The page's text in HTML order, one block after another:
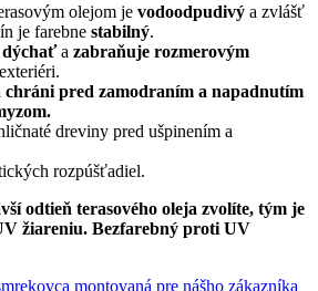
olejom je vodoodpudivý a zvlášť
je farebne stabilný.
dýchaťa zabraňuje rozmerovým
chráni pred zamodraním a napadnutím
dreviny pred ušpinením a
rozpúšťadiel.
odtieň terasového oleja zvolíte, tým je
žiareniu. Bezfarebný proti UV